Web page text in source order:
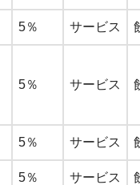
5％ サービス
5％ サービス
5％ サービス
5％ サービス